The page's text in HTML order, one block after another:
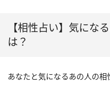
【相性占い】気にな
は？
あなたと気になるあの人の相